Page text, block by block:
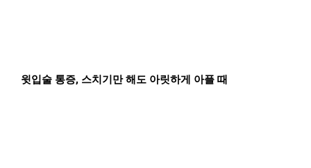
윗입술 통증, 스치기만 해도 아릿하게 아플 때